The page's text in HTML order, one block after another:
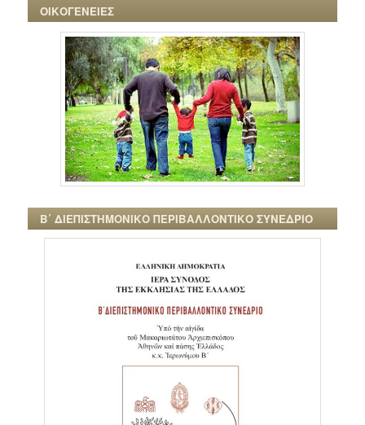
ΟΙΚΟΓΕΝΕΙΕΣ
Β΄ ΔΙΕΠΙΣΤΗΜΟΝΙΚΟ ΠΕΡΙΒΑΛΛΟΝΤΙΚΟ ΣΥΝΕΔΡΙΟ